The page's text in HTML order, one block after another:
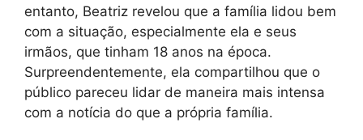
entanto, Beatriz revelou que a família lidou bem
com a situação, especialmente ela e seus
irmãos, que tinham 18 anos na época.
Surpreendentemente, ela compartilhou que o
público pareceu lidar de maneira mais intensa
com a notícia do que a própria família.